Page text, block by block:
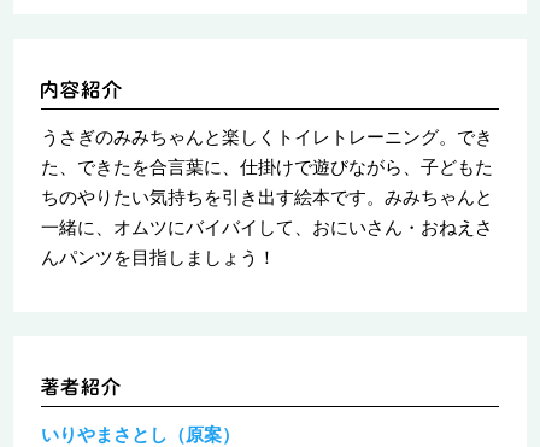
うさぎのみみちゃんと楽しくトイレトレーニング。でき
た、できたを合言葉に、仕掛けで遊びながら、子どもた
ちのやりたい気持ちを引き出す絵本です。みみちゃんと
一緒に、オムツにバイバイして、おにいさん・おねえさ
んパンツを目指しましょう！
いりやまさとし（原案）